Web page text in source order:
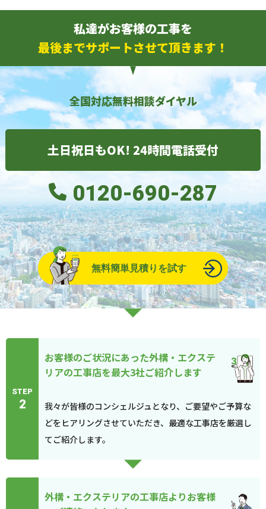
私達がお客様の工事を
最後までサポートさせて頂きます！
全国対応無料相談ダイヤル
土日祝日もOK! 24時間電話受付
0120-690-287
無料簡単見積りを試す
STEP
2
お客様のご状況にあった外構・エクステ
リアの工事店を最大3社ご紹介します
我々が皆様のコンシェルジュとなり、ご要望やご予算な
どをヒアリングさせていただき、最適な工事店を厳選し
てご紹介します。
外構・エクステリアの工事店よりお客様